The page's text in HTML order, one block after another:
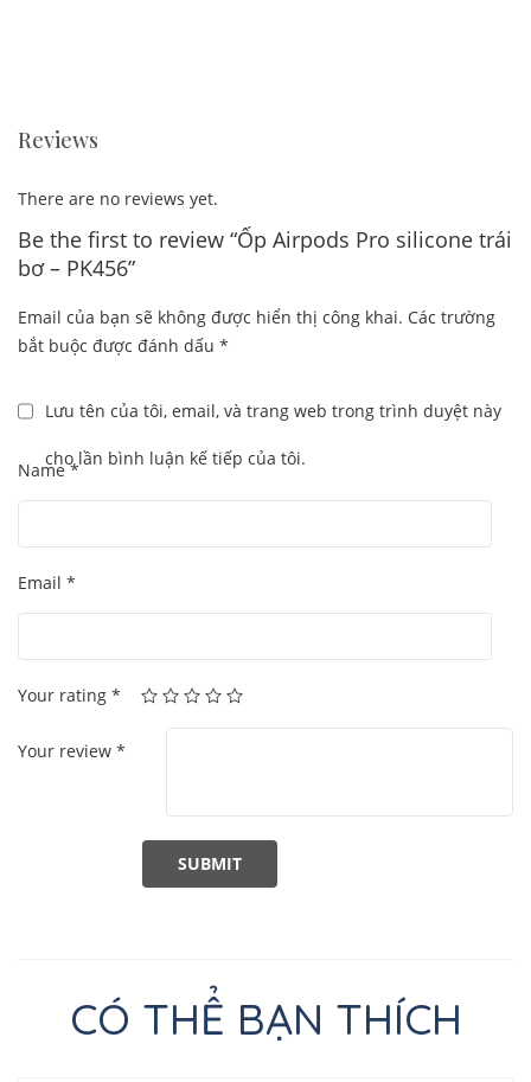
Reviews
There are no reviews yet.
Be the first to review “Ốp Airpods Pro silicone trái
bơ – PK456”
Email của bạn sẽ không được hiển thị công khai. Các trường
bắt buộc được đánh dấu *
Lưu tên của tôi, email, và trang web trong trình duyệt này
cho lần bình luận kế tiếp của tôi.
Name*
Email *
Your rating *
Your review *
CÓ THỂ BẠN THÍCH